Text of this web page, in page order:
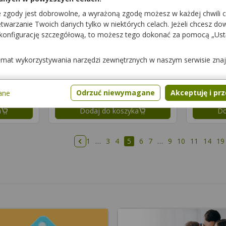
Dostępność
Dodaj do koszyka
Bioxcin Beauty
Booster
Piękna NADH+
suplement diety
Dostępność
Dodaj do koszyka
Poprzednia strona
1 … 3 4 5 6 7 … 9 10 11 14 19
zgody jest dobrowolne, a wyrażoną zgodę możesz w każdej chwili
Twoich danych tylko w niektórych celach. Jeżeli chcesz
szczegółową, to możesz tego dokonać za pomocą
wykorzystywania narzędzi zewnętrznych w naszym serwisie
Odrzuć niewymagane Akceptuję i